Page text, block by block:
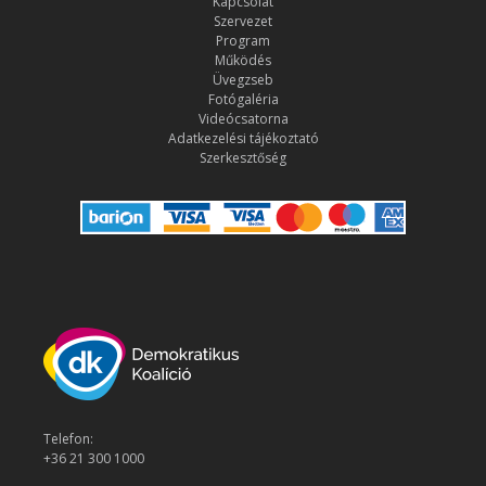
Szervezet
Program
Működés
Üvegzseb
Fotógaléria
Videócsatorna
Adatkezelési tájékoztató
Szerkesztőség
Telefon:
+36 21 300 1000